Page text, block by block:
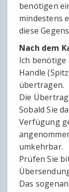
benötigen
mindestens
diese
Nach dem
Ich benötige
Handle
übertragen.
Die
Sobald Sie
Verfügung
umkehrbar.
Prüfen Sie
Das